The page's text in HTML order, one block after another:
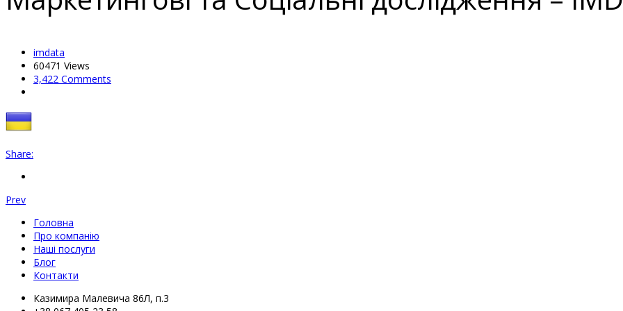
imdata
60471 Views
3,422 Comments
Share:
Prev
Головна
Про компанію
Наші послуги
Блог
Контакти
Казимира Малевича 86Л, п.3